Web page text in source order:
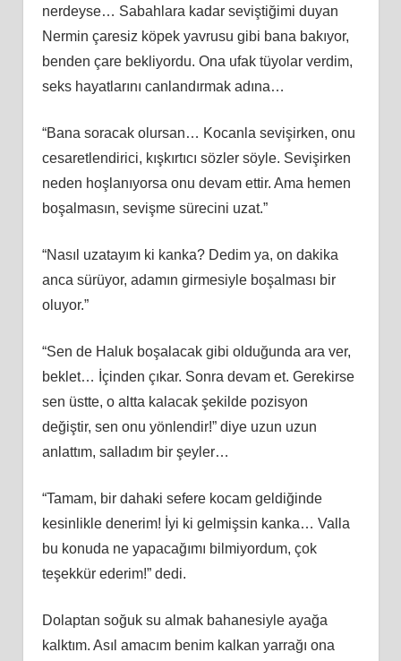
nerdeyse… Sabahlara kadar seviştiğimi duyan
Nermin çaresiz köpek yavrusu gibi bana bakıyor,
benden çare bekliyordu. Ona ufak tüyolar verdim,
seks hayatlarını canlandırmak adına…
“Bana soracak olursan… Kocanla sevişirken, onu
cesaretlendirici, kışkırtıcı sözler söyle. Sevişirken
neden hoşlanıyorsa onu devam ettir. Ama hemen
boşalmasın, sevişme sürecini uzat.”
“Nasıl uzatayım ki kanka? Dedim ya, on dakika
anca sürüyor, adamın girmesiyle boşalması bir
oluyor.”
“Sen de Haluk boşalacak gibi olduğunda ara ver,
beklet… İçinden çıkar. Sonra devam et. Gerekirse
sen üstte, o altta kalacak şekilde pozisyon
değiştir, sen onu yönlendir!” diye uzun uzun
anlattım, salladım bir şeyler…
“Tamam, bir dahaki sefere kocam geldiğinde
kesinlikle denerim! İyi ki gelmişsin kanka… Valla
bu konuda ne yapacağımı bilmiyordum, çok
teşekkür ederim!” dedi.
Dolaptan soğuk su almak bahanesiyle ayağa
kalktım. Asıl amacım benim kalkan yarrağı ona